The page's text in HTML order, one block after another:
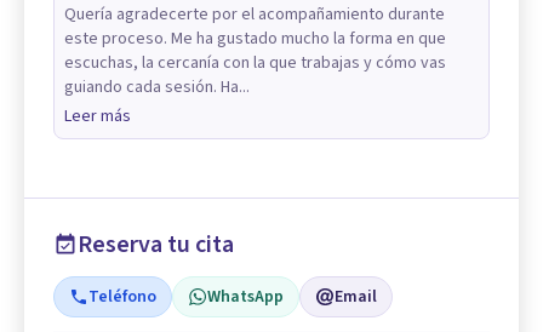
Quería agradecerte por el acompañamiento durante
este proceso. Me ha gustado mucho la forma en que
escuchas, la cercanía con la que trabajas y cómo vas
guiando cada sesión. Ha...
Leer más
Reserva tu cita
Teléfono WhatsApp Email